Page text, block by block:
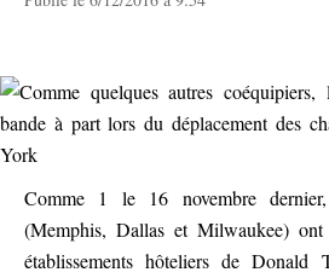
Comme 1 le 16 novembre
(Memphis, Dallas et Milwaukee)
établissements hôteliers de